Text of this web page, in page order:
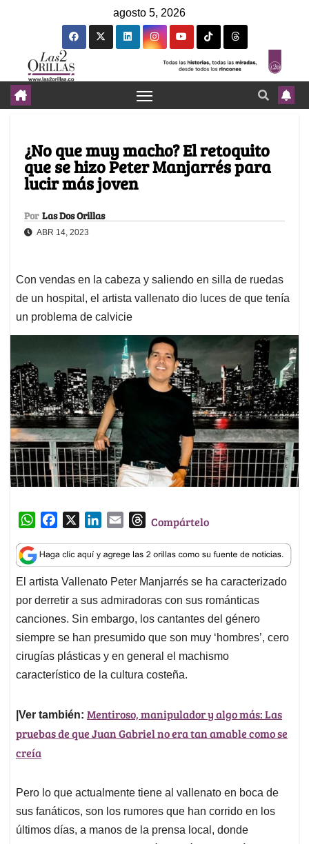
agosto 5, 2026
¿No que muy macho? El retoquito
que se hizo Peter Manjarrés para
lucir más joven
Por Las Dos Orillas
ABR 14, 2023
Con vendas en la cabeza y saliendo en silla de ruedas
de un hospital, el artista vallenato dio luces de que tenía
un problema de calvicie
W
a
t
s
A
p
p
c
e
b
o
o
k
n
k
e
d
I
n
a
i
l
T
r
e
a
d
s
Compártelo
El artista Vallenato Peter Manjarrés se ha caracterizado
por derretir a sus admiradoras con sus románticas
canciones. Sin embargo, los cantantes del género
siempre se han presumido que son muy ‘hombres’, cero
cirugías plásticas y en general el machismo
característico de la cultura costeña.
|Ver también: Mentiroso, manipulador y algo más: Las
pruebas de que Juan Gabriel no era tan amable como se
creía
Pero lo que actualmente tiene al vallenato en boca de
sus fanáticos, son los rumores que han corrido en los
últimos días, a manos de la prensa local, donde